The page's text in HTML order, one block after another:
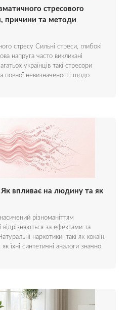
стресового
причини та методи
стресу Сильні стреси, глибокі
напруга часто викликані
українців такі стресори
повної невизначеності щодо
впливає на людину та як
різноманіттям
відрізняються за ефектами та
наркотики, такі як кокаїн,
їхні синтетичні аналоги значно